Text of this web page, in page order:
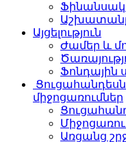
Աշխատանք
Այցելություն
Ժամեր և
միջոցառումներ
Առցանց